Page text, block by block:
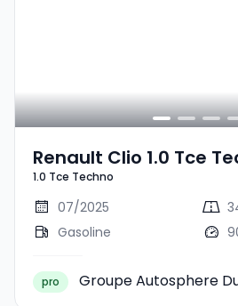
Renault Clio 1.0 Tce
1.0 Tce Techno
07/2025
Gasoline
pro Groupe Autosphere